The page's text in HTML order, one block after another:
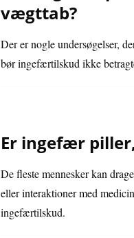
vægttab?
Der er nogle undersøgelser,
bør ingefærtilskud ikke
Er ingefær
De fleste mennesker kan
eller interaktioner med
ingefærtilskud.